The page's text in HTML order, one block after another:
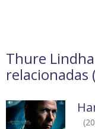
Thure
relacionadas